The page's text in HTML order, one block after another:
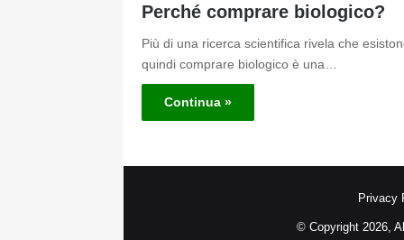
Perché comprare biologico?
Più di una ricerca scientifica rivela che
quindi comprare biologico è una…
Continua »
Privacy
© Copyright 2026,